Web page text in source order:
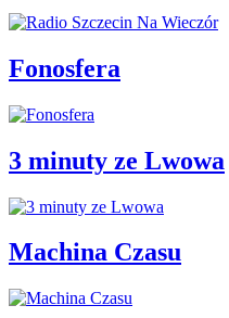
Fonosfera
3 minuty ze Lwowa
Machina Czasu